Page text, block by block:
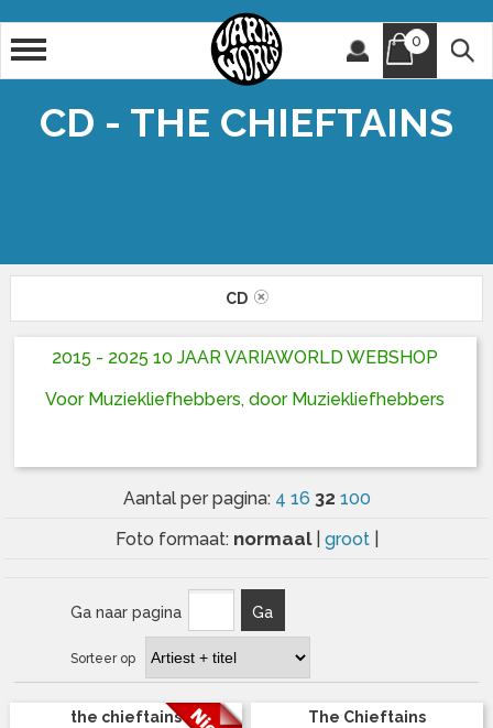
0
CD - THE CHIEFTAINS
CD
2015 - 2025 10 JAAR VARIAWORLD WEBSHOP
Voor Muziekliefhebbers, door Muziekliefhebbers
Aantal per pagina: 4 16 32 100
Foto formaat: normaal groot
Ga naar pagina Ga
Sorteer op
the chieftains The Chieftains